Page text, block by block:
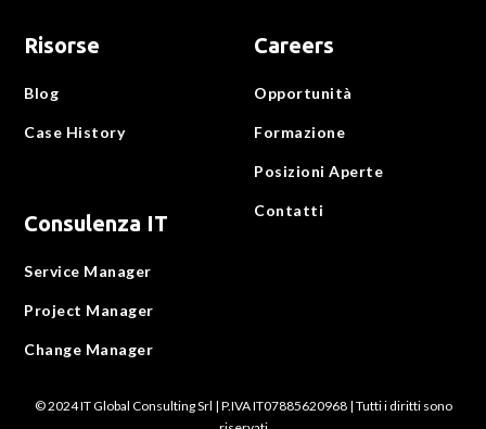
Risorse
Blog
Case History
Consulenza IT
Service Manager
Project Manager
Change Manager
Careers
Opportunità
Formazione
Posizioni Aperte
Contatti
© 2024 IT Global Consulting Srl | P.IVA IT07885620968 | Tutti i diritti sono